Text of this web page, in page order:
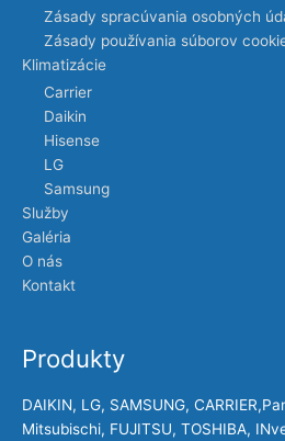
Zásady spracúvania osobných
Zásady používania súborov
Klimatizácie
Carrier
Daikin
Hisense
LG
Samsung
Služby
Galéria
O nás
Kontakt
Produkty
DAIKIN, LG, SAMSUNG,
Mitsubischi, FUJITSU, TOSHIBA,